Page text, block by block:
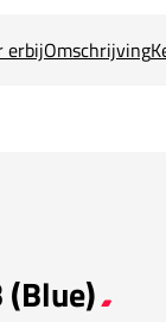
erbijOmschrijving
(Blue)